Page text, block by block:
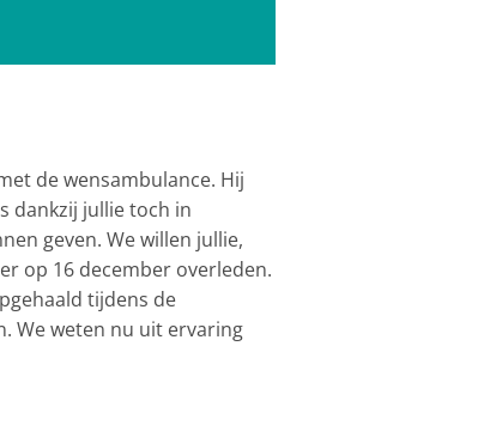
de wensambulance. Hij
dankzij jullie toch in
geven. We willen jullie,
op 16 december overleden.
tijdens de
We weten nu uit ervaring